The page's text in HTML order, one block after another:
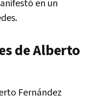
en un
de Alberto
Fernández